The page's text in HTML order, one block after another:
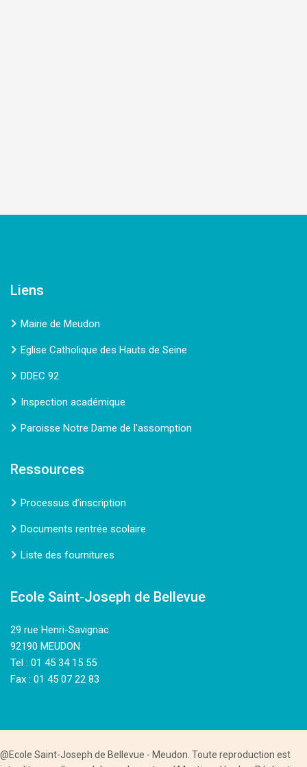
Liens
Mairie de Meudon
Eglise Catholique des Hauts de Seine
DDEC 92
Inspection académique
Paroisse Notre Dame de l'assomption
Ressources
Processus d'inscription
Documents rentrée scolaire
Liste des fournitures
Ecole Saint-Joseph de Bellevue
29 rue Henri-Savignac
92190 MEUDON
Tel : 01 45 34 15 55
Fax : 01 45 07 22 83
@Ecole Saint-Joseph de Bellevue - Meudon. Toute reproduction est